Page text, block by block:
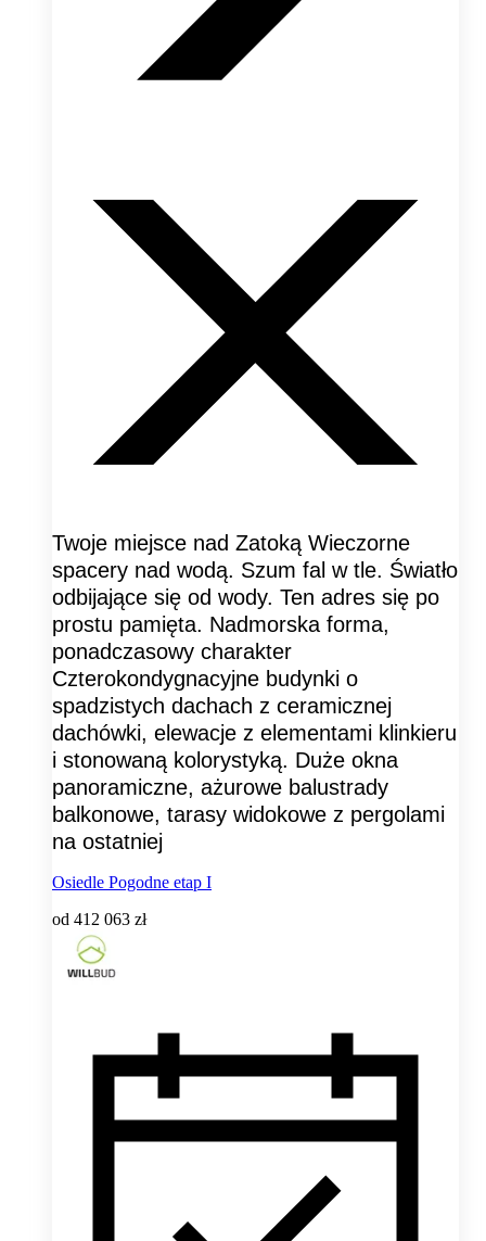
Twoje miejsce nad Zatoką Wieczorne
spacery nad wodą. Szum fal w tle. Światło
odbijające się od wody. Ten adres się po
prostu pamięta. Nadmorska forma,
ponadczasowy charakter
Czterokondygnacyjne budynki o
spadzistych dachach z ceramicznej
dachówki, elewacje z elementami klinkieru
i stonowaną kolorystyką. Duże okna
panoramiczne, ażurowe balustrady
balkonowe, tarasy widokowe z pergolami
na ostatniej
Osiedle Pogodne etap I
od 412 063 zł